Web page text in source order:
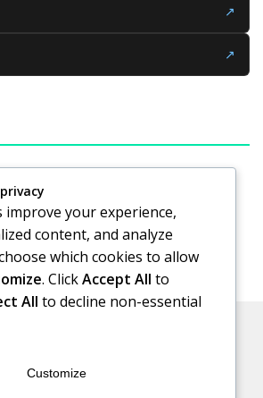
↗
↗
Manchester United
improve your experience,
content, and analyze
which cookies to allow
. ClickAccept All to
All to decline non-essential
Customize